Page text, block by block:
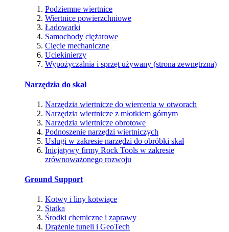
Podziemne wiertnice
Wiertnice powierzchniowe
Ładowarki
Samochody ciężarowe
Cięcie mechaniczne
Uciekinierzy
Wypożyczalnia i sprzęt używany (strona zewnętrzna)
Narzędzia do skał
Narzędzia wiertnicze do wiercenia w otworach
Narzędzia wiertnicze z młotkiem górnym
Narzędzia wiertnicze obrotowe
Podnoszenie narzędzi wiertniczych
Usługi w zakresie narzędzi do obróbki skał
Inicjatywy firmy Rock Tools w zakresie
zrównoważonego rozwoju
Ground Support
Kotwy i liny kotwiące
Siatka
Środki chemiczne i zaprawy
Drążenie tuneli i GeoTech